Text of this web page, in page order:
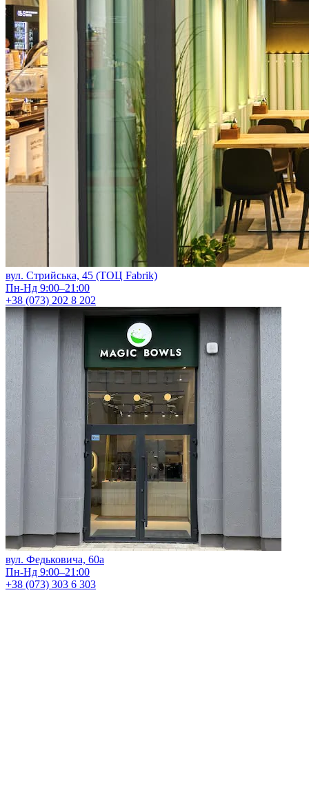
вул. Стрийська, 45 (ТОЦ Fabrik)
Пн-Нд 9:00–21:00
+38 (073) 202 8 202
вул. Федьковича, 60а
Пн-Нд 9:00–21:00
+38 (073) 303 6 303